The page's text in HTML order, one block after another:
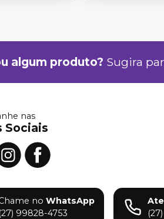
algum produto? Sugira
nas
Sociais
no WhatsApp
(27) 99828-4753